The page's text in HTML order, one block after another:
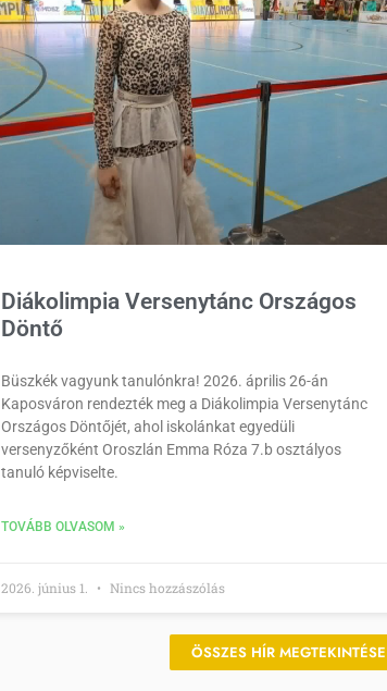
Diákolimpia Versenytánc Országos
Döntő
Büszkék vagyunk tanulónkra! 2026. április 26-án
Kaposváron rendezték meg a Diákolimpia Versenytánc
Országos Döntőjét, ahol iskolánkat egyedüli
versenyzőként Oroszlán Emma Róza 7.b osztályos
tanuló képviselte.
TOVÁBB OLVASOM »
2026. június 1. Nincs hozzászólás
ÖSSZES HÍR MEGTEKINTÉSE